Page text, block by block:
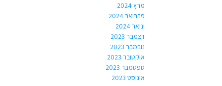
מרץ 2024
פברואר 2024
ינואר 2024
דצמבר 2023
נובמבר 2023
אוקטובר 2023
ספטמבר 2023
אוגוסט 2023